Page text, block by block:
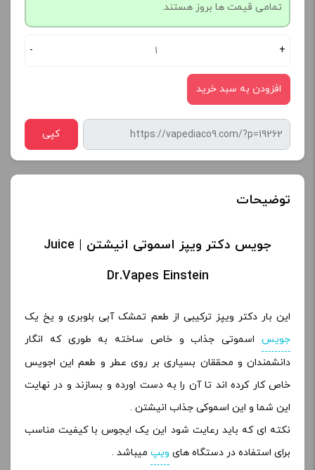
تمامی قیمت ها بروز هستند.
- +
افزودن به سبد خرید
کپی
توضیحات
جویس دکتر ویپز اسموتی انیشتن | Juice
Dr.Vapes Einstein
این بار دکتر ویپز ترکیبی از طعم تمشک آبی بلوبری و یخ یک
جویس اسموتی جذاب و خاص ساخته به طوری که انگار
دانشمندان و محققان بسیاری بر روی عطر و طعم این اجویس
خاص کار کرده اند تا آن را به دست اورده و بسازند و در نهایت
این شما و این اسموکی جذاب انیشتن .
نکته ای که باید رعایت شود این یک ایجوس با کیفیت مناسب
برای استفاده در دستگاه های ویپ میباشد .